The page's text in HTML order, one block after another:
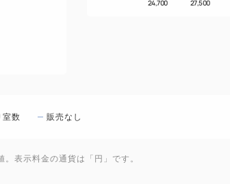
24,700 27,500
室数 販売なし
表示料金の通貨は「円」です。